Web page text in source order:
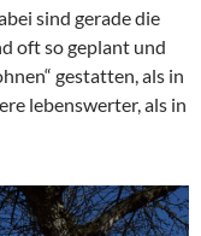
sind gerade die
oft so geplant und
gestatten, als in
lebenswerter, als in